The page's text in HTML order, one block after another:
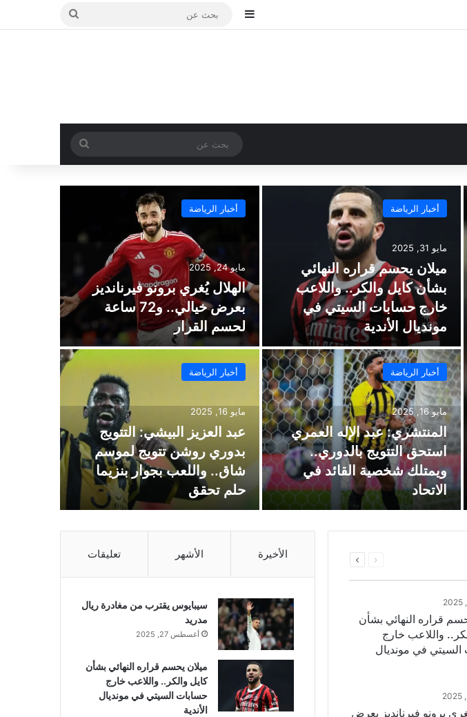
إضافة عمود جانبي
بحث
بحث
عن
أخبار الرياضة
مايو 31, 2025
ميلان يحسم قراره النهائي
بشأن كايل والكر.. واللاعب
خارج حسابات السيتي في
مونديال الأندية
أخبار الرياضة
مايو 24, 2025
الهلال يُغري برونو فيرنانديز
بعرض خيالي.. و72 ساعة
لحسم القرار
أخبار الرياضة
مايو 16, 2025
المنتشري: عبد الإله العمري
استحق التتويج بالدوري..
ويمتلك شخصية القائد في
الاتحاد
أخبار الرياضة
مايو 16, 2025
عبد العزيز البيشي: التتويج
بدوري روشن تتويج لموسم
شاق.. واللعب بجوار بنزيما
حلم تحقق
الصفحةالصفحة
قراره النهائي بشأن
واللاعب خارج
في مونديال
برونو فيرنانديز بعرض
الأخيرة الأشهر تعليقات
سيبايوس يقترب من مغادرة ريال
مدريد
أغسطس 27, 2025
ميلان يحسم قراره النهائي بشأن
كايل والكر.. واللاعب خارج
حسابات السيتي في مونديال
الأندية